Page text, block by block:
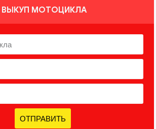
ВЫКУП МОТОЦИКЛА
ОТПРАВИТЬ